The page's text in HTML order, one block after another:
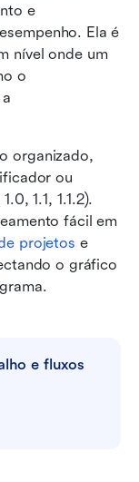
e
Ela é
nível onde um
o
organizado,
ou
1.1, 1.1.2).
projetos e
o gráfico
e fluxos